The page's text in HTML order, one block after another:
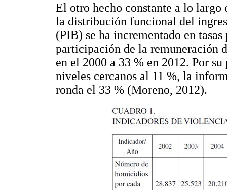
El otro hecho constante a lo largo
la distribución funcional del
(PIB) se ha incrementado en
participación de la remuneración
en el 2000 a 33 % en 2012. Por
niveles cercanos al 11 %, la
ronda el 33 % (Moreno, 2012).